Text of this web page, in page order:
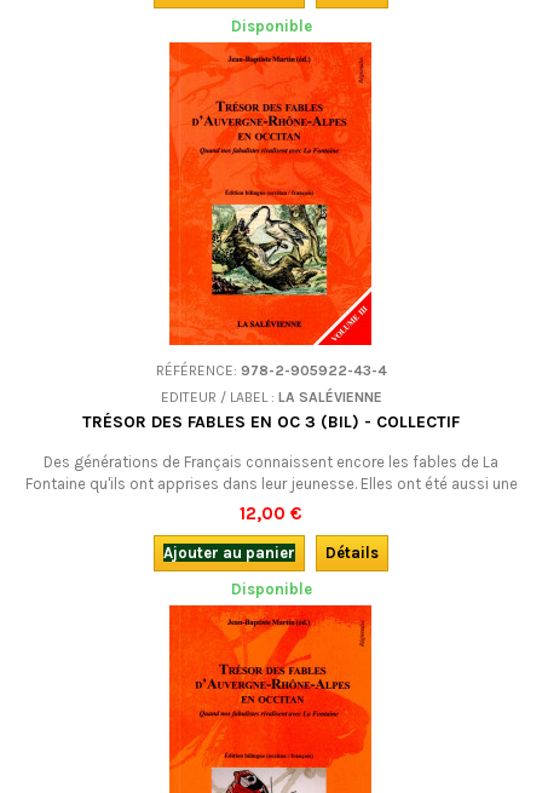
Disponible
RÉFÉRENCE: 978-2-905922-43-4
EDITEUR / LABEL : LA SALÉVIENNE
TRÉSOR DES FABLES EN OC 3 (BIL) - COLLECTIF
Des générations de Français connaissent encore les fables de La
Fontaine qu'ils ont apprises dans leur jeunesse. Elles ont été aussi une
riche source d'inspiration pour nos écrivains régionaux, occitans ou
"patoisants", qui les ont traduites ou adaptées dans leur langue. Des
traductions plus ou moins fidèles, très souvent savoureuses et qui
méritent...
12,00 €
Ajouter au panier
Détails
Disponible